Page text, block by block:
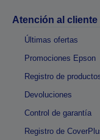
Atención al cliente
Últimas ofertas
Promociones Epson
Registro de
Devoluciones
Control de garantía
Registro de